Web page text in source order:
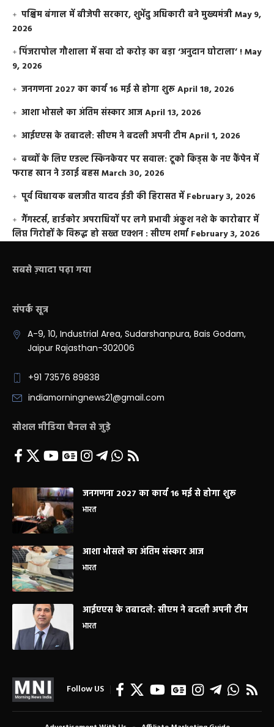
पश्चिम बंगाल में बीजेपी सरकार, शुभेंदु अधिकारी बने मुख्यमंत्रीMay 9,
2026
​पिंजरापोल गौशाला में सवा दो करोड़ का बड़ा ‘अनुदान घोटाला’ !May
9, 2026
जनगणना 2027 का कार्य 16 मई से होगा शुरूApril 18, 2026
आशा भोसले का अंतिम संस्कार आजApril 13, 2026
आईएएस के तबादले: सीएम ने बदली अपनी टीमApril 1, 2026
बच्चों के लिए एडल्ट स्किनकेयर पर सवाल: टूको किड्स के नए कैंपेन में
फराह खान ने उठाई बहसMarch 30, 2026
पूर्व विधायक बलजीत यादव ईडी की हिरासत में February 3, 2026
गैंगस्टर्स, हार्डकोर अपराधियों पर लगे प्रभावी अंकुश नशे के कारोबार में
लिप्त गिरोहों के विरूद्ध हो सख्त एक्शन : सीएम शर्मा February 3, 2026
सबसे ज़्यादा पढ़ा गया
संपर्क सूत्र
A-9, 10, Industrial Area, Sudarshanpura, Bais Godam,
Jaipur Rajasthan-302006
+91 73576 89838
indiamorningnews21@gmail.com
सोशल मीडिया चैनल से जुड़े
जनगणना 2027 का कार्य 16 मई से होगा शुरू
भारत
आशा भोसले का अंतिम संस्कार आज
भारत
आईएएस के तबादले: सीएम ने बदली अपनी टीम
भारत
Follow US